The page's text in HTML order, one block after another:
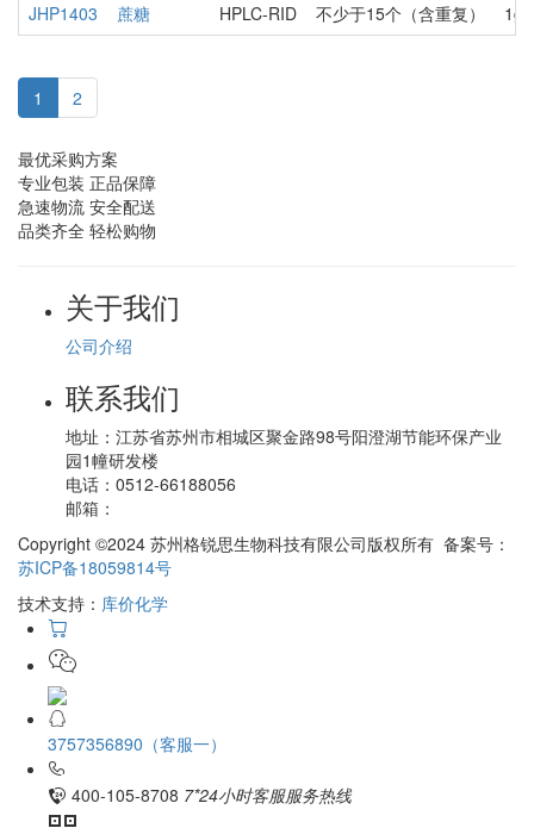
JHP1403
蔗糖 HPLC-RID 不少于15个（含重复） 1g
1 2
最优采购方案
专业包装 正品保障
急速物流 安全配送
品类齐全 轻松购物
关于我们
公司介绍
联系我们
地址： 江苏省苏州市相城区聚金路98号阳澄湖节能环保产业
园1幢研发楼
电话： 0512-66188056
邮箱：
Copyright ©2024 苏州格锐思生物科技有限公司版权所有 备案号：
苏ICP备18059814号
技术支持： 库价化学
3757356890（客服一）
400-105-8708 7*24小时客服服务热线